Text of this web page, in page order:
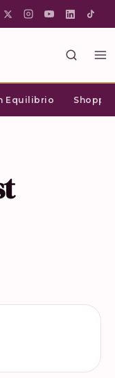
Equilibrio